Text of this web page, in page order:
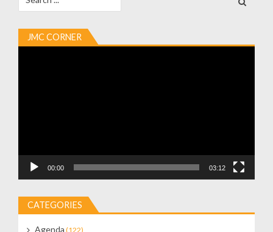
for:
JMC CORNER
00:00 03:12
CATEGORIES
Agenda (122)